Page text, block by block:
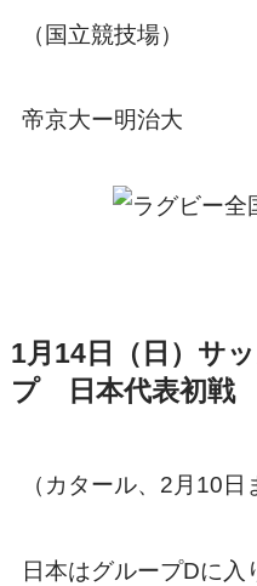
（国立競技場）
帝京大ー明治大
1月14日（日）サ
プ 日本代表初戦
（カタール、2月10日
日本はグループDに入